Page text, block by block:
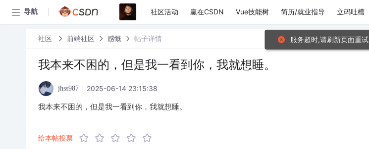
导航 社区活动 赢在CSDN Vue技能树 简历/就业指导 立码吐槽
社区 前端社区 感慨 帖子详情
我本来不困的，但是我一看到你，我就想睡。
jhss987 2025-06-14 23:15:38
我本来不困的，但是我一看到你，我就想睡。
给本帖投票
服务超时,请刷新页面重试